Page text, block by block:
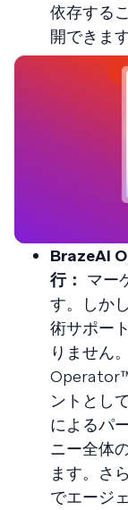
依存する
開できます
BrazeAI
行： マー
す。しか
術サポー
りません
ントとし
によるパ
ニー全体
ます。さ
でエージ